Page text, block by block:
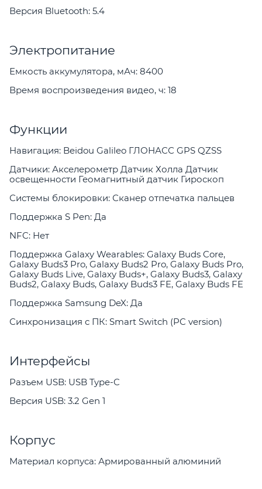
Версия Bluetooth: 5.4
Электропитание
Емкость аккумулятора, мАч: 8400
Время воспроизведения видео, ч: 18
Функции
Навигация: Beidou Galileo ГЛОНАСС GPS QZSS
Датчики: Акселерометр Датчик Холла Датчик
освещенности Геомагнитный датчик Гироскоп
Системы блокировки: Сканер отпечатка пальцев
Поддержка S Pen: Да
NFC: Нет
Поддержка Galaxy Wearables: Galaxy Buds Core,
Galaxy Buds3 Pro, Galaxy Buds2 Pro, Galaxy Buds Pro,
Galaxy Buds Live, Galaxy Buds+, Galaxy Buds3, Galaxy
Buds2, Galaxy Buds, Galaxy Buds3 FE, Galaxy Buds FE
Поддержка Samsung DeX: Да
Синхронизация с ПК: Smart Switch (PC version)
Интерфейсы
Разъем USB: USB Type-C
Версия USB: 3.2 Gen 1
Корпус
Материал корпуса: Армированный алюминий